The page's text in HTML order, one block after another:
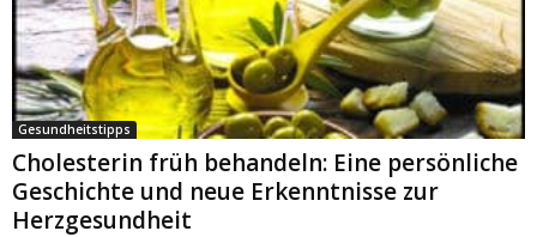
Gesundheitstipps
Cholesterin früh behandeln: Eine persönliche
Geschichte und neue Erkenntnisse zur
Herzgesundheit